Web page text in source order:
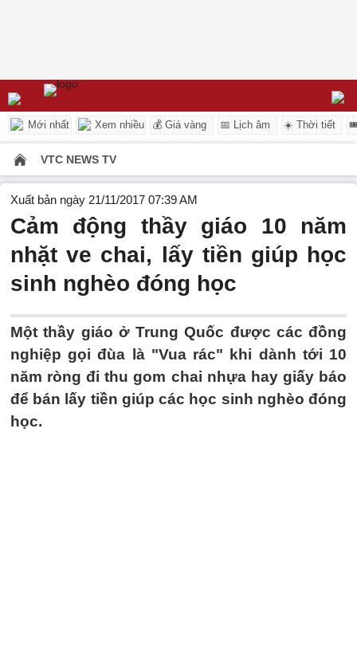
Mới nhất Xem nhiều 💰 Giá vàng 📅 Lịch âm ☀️ Thời tiết
VTC NEWS TV
Xuất bản ngày 21/11/2017 07:39 AM
Cảm động thầy giáo 10 năm
nhặt ve chai, lấy tiền giúp học
sinh nghèo đóng học
Một thầy giáo ở Trung Quốc được các đồng
nghiệp gọi đùa là "Vua rác" khi dành tới 10
năm ròng đi thu gom chai nhựa hay giấy báo
để bán lấy tiền giúp các học sinh nghèo đóng
học.